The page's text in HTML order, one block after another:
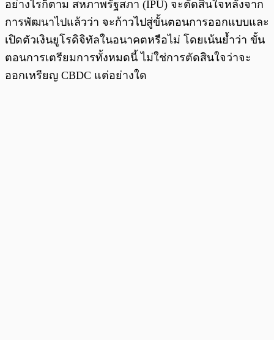
อย่างไรก็ตาม สหภาพรัฐสภา (IPU) จะตัดสินใจหลังจาก
การพัฒนาไปแล้วว่า จะก้าวไปสู่ขั้นตอนการออกแบบและ
เปิดตัวเงินยูโรดิจิทัลในอนาคตหรือไม่ โดยเน้นย้ำว่า ขั้น
ตอนการเตรียมการทั้งหมดนี้ ไม่ใช่การตัดสินใจว่าจะ
ออกเหรียญ CBDC แต่อย่างใด